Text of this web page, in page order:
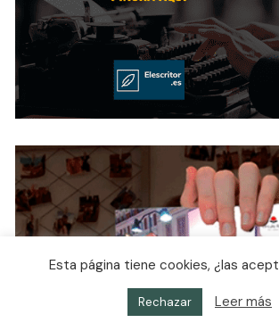
Esta página tiene cookies, ¿las
Rechazar Leer más